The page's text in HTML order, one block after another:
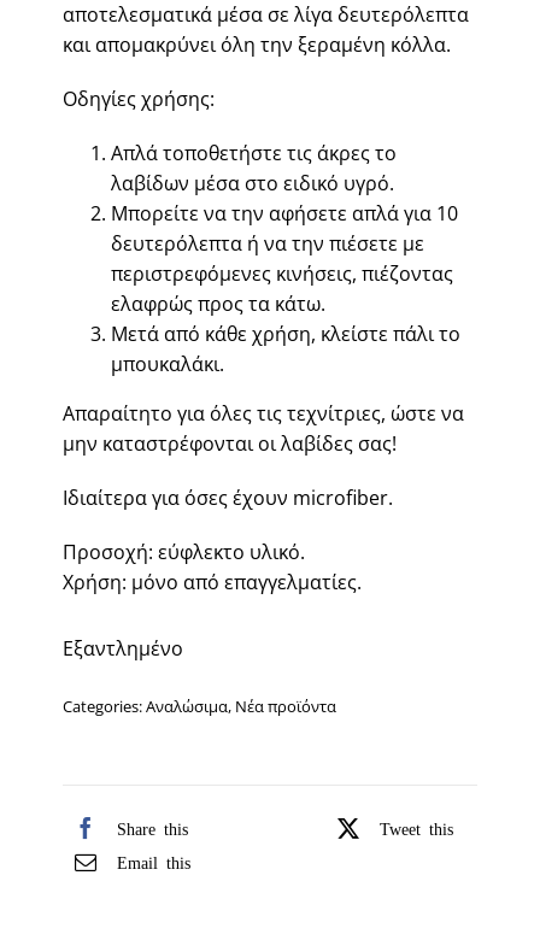
αποτελεσματικά μέσα σε λίγα δευτερόλεπτα
και απομακρύνει όλη την ξεραμένη κόλλα.
Οδηγίες χρήσης:
Απλά τοποθετήστε τις άκρες το
λαβίδων μέσα στο ειδικό υγρό.
Μπορείτε να την αφήσετε απλά για 10
δευτερόλεπτα ή να την πιέσετε με
περιστρεφόμενες κινήσεις, πιέζοντας
ελαφρώς προς τα κάτω.
Μετά από κάθε χρήση, κλείστε πάλι το
μπουκαλάκι.
Απαραίτητο για όλες τις τεχνίτριες, ώστε να
μην καταστρέφονται οι λαβίδες σας!
Ιδιαίτερα για όσες έχουν microfiber.
Προσοχή: εύφλεκτο υλικό.
Χρήση: μόνο από επαγγελματίες.
Εξαντλημένο
Categories:Αναλώσιμα, Νέα προϊόντα
Share this
Tweet this
Email this